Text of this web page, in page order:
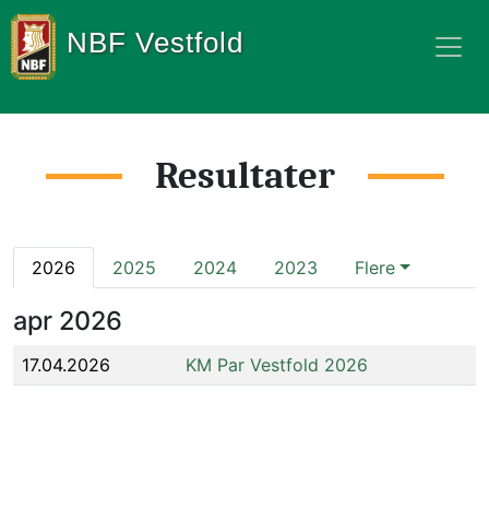
NBF Vestfold
Resultater
2026 2025 2024 2023 Flere
apr 2026
17.04.2026 KM Par Vestfold 2026